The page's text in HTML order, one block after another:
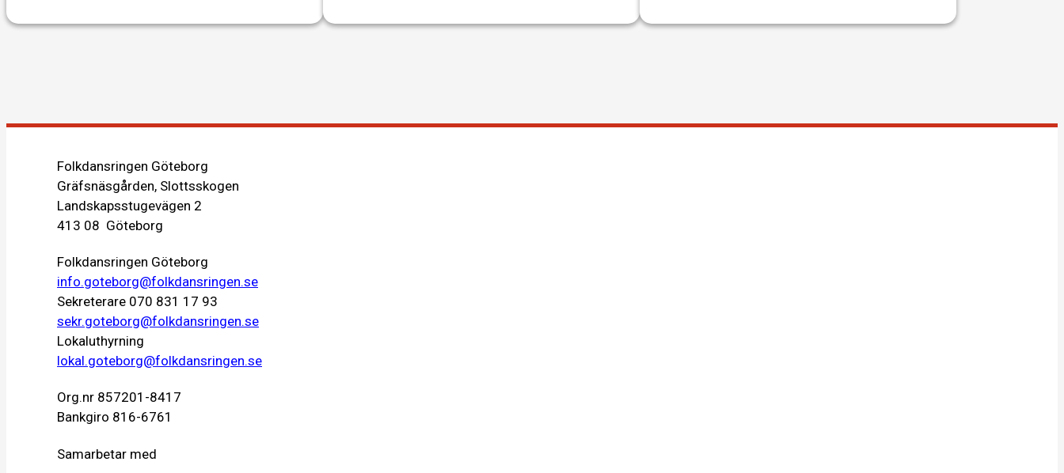
Folkdansringen Göteborg
Gräfsnäsgården, Slottsskogen
Landskapsstugevägen 2
413 08 Göteborg
Folkdansringen Göteborg
info.goteborg@folkdansringen.se
Sekreterare 070 831 17 93
sekr.goteborg@folkdansringen.se
Lokaluthyrning
lokal.goteborg@folkdansringen.se
Org.nr 857201-8417
Bankgiro 816-6761
Samarbetar med